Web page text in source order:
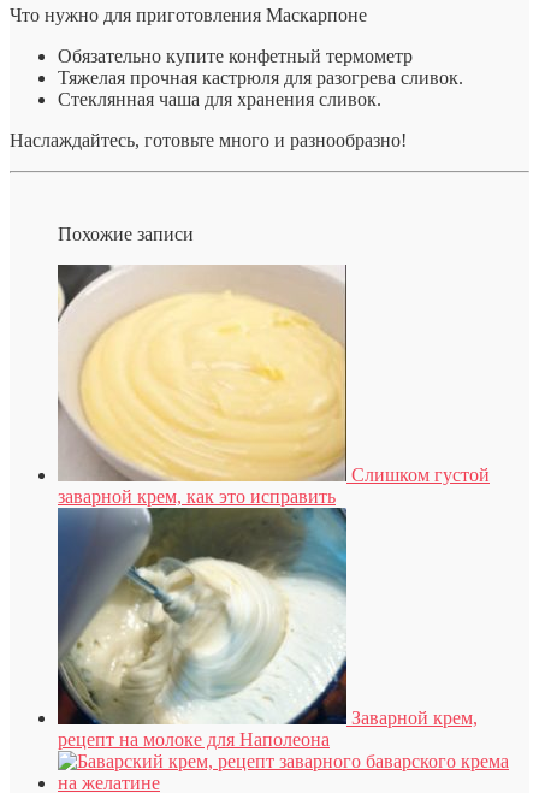
Что нужно для приготовления Маскарпоне
Обязательно купите конфетный термометр
Тяжелая прочная кастрюля для разогрева сливок.
Стеклянная чаша для хранения сливок.
Наслаждайтесь, готовьте много и разнообразно!
Похожие записи
Слишком густой
заварной крем, как это исправить
Заварной крем,
рецепт на молоке для Наполеона